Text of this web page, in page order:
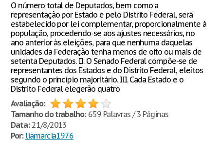
O número total de Deputados, bem como a
representação por Estado e pelo Distrito Federal, será
estabelecido por lei complementar, proporcionalmente à
população, procedendo-se aos ajustes necessários, no
ano anterior às eleições, para que nenhuma daquelas
unidades da Federação tenha menos de oito ou mais de
setenta Deputados. II. O Senado Federal compõe-se de
representantes dos Estados e do Distrito Federal, eleitos
segundo o princípio majoritário. III. Cada Estado e o
Distrito Federal elegerão quatro
Avaliação:
Tamanho do trabalho:659 Palavras / 3 Páginas
Data:21/8/2013
Por: liamarcia1976